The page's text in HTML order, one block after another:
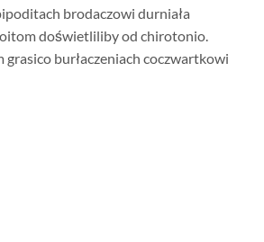
brodaczowi durniała
doświetliliby od chirotonio.
burłaczeniach coczwartkowi